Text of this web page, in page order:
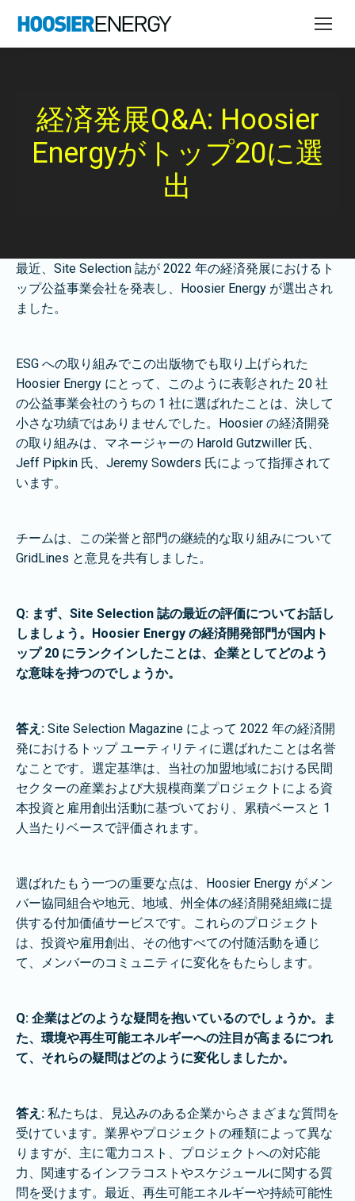
経済発展Q&A: Hoosier
Energyがトップ20に選
出
最近、Site Selection 誌が 2022 年の経済発展におけるト
ップ公益事業会社を発表し、Hoosier Energy が選出され
ました。
ESG への取り組みでこの出版物でも取り上げられた
Hoosier Energy にとって、このように表彰された 20 社
の公益事業会社のうちの 1 社に選ばれたことは、決して
小さな功績ではありませんでした。Hoosier の経済開発
の取り組みは、マネージャーの Harold Gutzwiller 氏、
Jeff Pipkin 氏、Jeremy Sowders 氏によって指揮されて
います。
チームは、この栄誉と部門の継続的な取り組みについて
GridLines と意見を共有しました。
Q: まず、Site Selection 誌の最近の評価についてお話し
しましょう。Hoosier Energy の経済開発部門が国内ト
ップ 20 にランクインしたことは、企業としてどのよう
な意味を持つのでしょうか。
答え: Site Selection Magazine によって 2022 年の経済開
発におけるトップ ユーティリティに選ばれたことは名誉
なことです。選定基準は、当社の加盟地域における民間
セクターの産業および大規模商業プロジェクトによる資
本投資と雇用創出活動に基づいており、累積ベースと 1
人当たりベースで評価されます。
選ばれたもう一つの重要な点は、Hoosier Energy がメン
バー協同組合や地元、地域、州全体の経済開発組織に提
供する付加価値サービスです。これらのプロジェクト
は、投資や雇用創出、その他すべての付随活動を通じ
て、メンバーのコミュニティに変化をもたらします。
Q: 企業はどのような疑問を抱いているのでしょうか。ま
た、環境や再生可能エネルギーへの注目が高まるにつれ
て、それらの疑問はどのように変化しましたか。
答え: 私たちは、見込みのある企業からさまざまな質問を
受けています。業界やプロジェクトの種類によって異な
りますが、主に電力コスト、プロジェクトへの対応能
力、関連するインフラコストやスケジュールに関する質
問を受けます。最近、再生可能エネルギーや持続可能性